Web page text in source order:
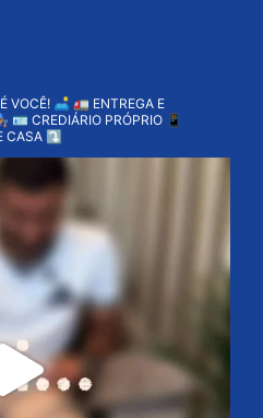
VOCÊ! 🛋️ 🚛 ENTREGA E
🪪 CREDIÁRIO PRÓPRIO 📱
CASA ⤵️